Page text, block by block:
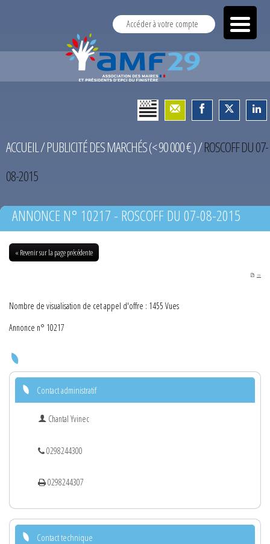
Accéder à votre compte
ACCUEIL/PUBLICITÉ DES MARCHÉS (< 90 000 € )/ROSCOFF DU 07-
08-2015
ANNONCE N° 10217 - ROSCOFF DU 07-08-2015
« Revenir sur la page précédente
PDF
Nombre de visualisation de cet appel d'offre : 1455 Vues
Annonce n° 10217
Contact administratif
Chantal Yvinec
0298244300
0298244307
Contact technique